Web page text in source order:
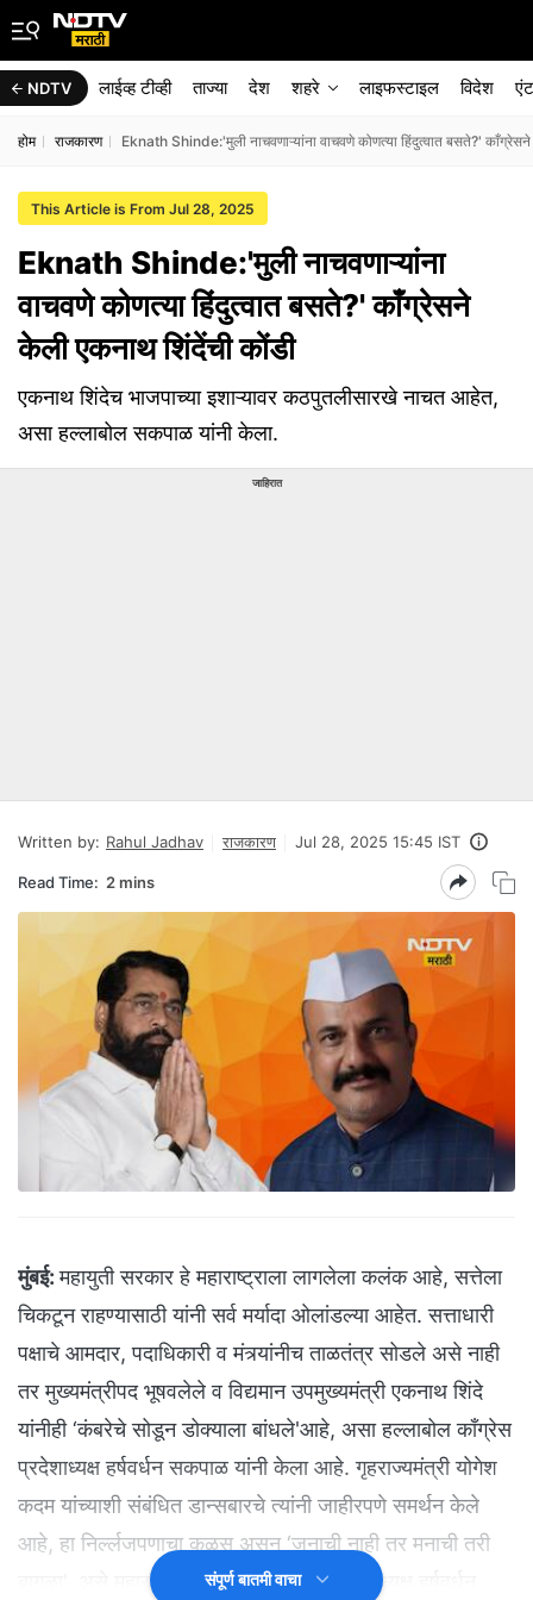
NDTV लाईव्ह टीव्ही ताज्या देश शहरे लाइफस्टाइल विदेश
होम राजकारण Eknath Shinde:'मुली नाचवणाऱ्यांना वाचवणे कोणत्या हिंदुत्वात बसते?'
This Article is From Jul 28, 2025
Eknath Shinde:'मुली नाचवणाऱ्यांना
वाचवणे कोणत्या हिंदुत्वात बसते?' काँग्रेसने
केली एकनाथ शिंदेंची कोंडी
एकनाथ शिंदेच भाजपाच्या इशाऱ्यावर कठपुतलीसारखे नाचत आहेत,
असा हल्लाबोल सकपाळ यांनी केला.
जाहिरात
Written by: Rahul Jadhav राजकारण Jul 28, 2025 15:45 IST
Read Time: 2 mins
मुंबई: महायुती सरकार हे महाराष्ट्राला लागलेला कलंक आहे, सत्तेला
चिकटून राहण्यासाठी यांनी सर्व मर्यादा ओलांडल्या आहेत. सत्ताधारी
पक्षाचे आमदार, पदाधिकारी व मंत्र्यांनीच ताळतंत्र सोडले असे नाही
तर मुख्यमंत्रीपद भूषवलेले व विद्यमान उपमुख्यमंत्री एकनाथ शिंदे
यांनीही ‘कंबरेचे सोडून डोक्याला बांधले'आहे, असा हल्लाबोल काँग्रेस
प्रदेशाध्यक्ष हर्षवर्धन सकपाळ यांनी केला आहे. गृहराज्यमंत्री योगेश
कदम यांच्याशी संबंधित डान्सबारचे त्यांनी जाहीरपणे समर्थन केले
आहे, हा निर्ल्लजपणाचा कळस असून ‘जनाची नाही तर मनाची तरी
बागळा', असे महाराष्ट्र प्रदेश काँग्रेस कमिटीचे अध्यक्ष हर्षवर्धन
संपूर्ण बातमी वाचा